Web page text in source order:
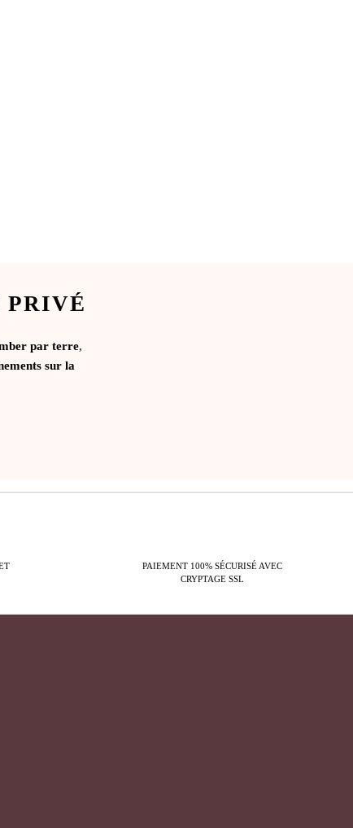
PRIVÉ
par terre,
sur la
PAIEMENT 100% SÉCURISÉ AVEC
CRYPTAGE SSL